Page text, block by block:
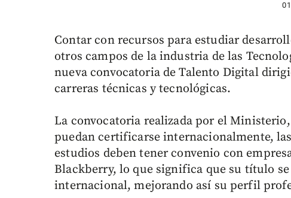
Contar con recursos para estudiar
otros campos de la industria de las
nueva convocatoria de Talento Digital
carreras técnicas y tecnológicas.
La convocatoria realizada por el
puedan certificarse internacionalmente,
estudios deben tener convenio con
Blackberry, lo que significa que su título
internacional, mejorando así su perfil